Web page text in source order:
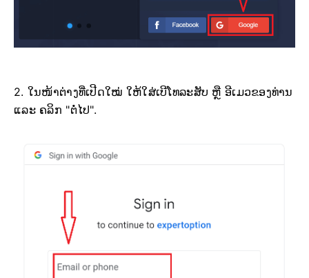
2. ໃນໜ້າຕ່າງທີ່ເປີດໃໝ່ ໃຫ້ໃສ່ເບີໂທລະສັບ ຫຼື ອີເມວຂອງທ່ານ
ແລະ ຄລິກ "ຕໍ່ໄປ".